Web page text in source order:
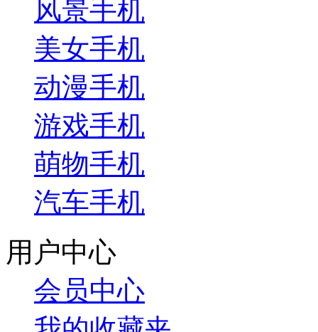
风景手机
美女手机
动漫手机
游戏手机
萌物手机
汽车手机
用户中心
会员中心